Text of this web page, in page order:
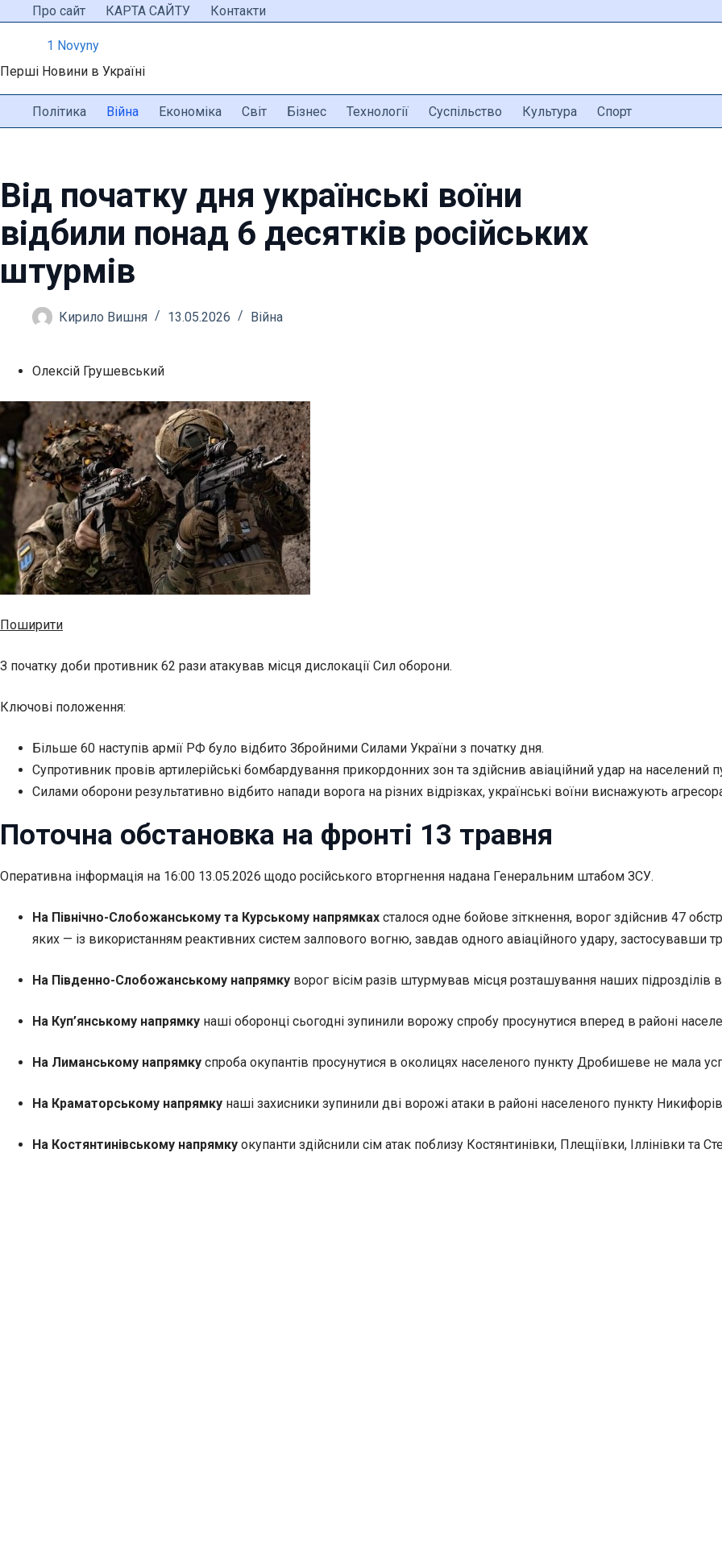
ПерейтиПро сайт КАРТА САЙТУ Контакти
1 Novyny
Перші Новини в Україні
Політика Війна Економіка Світ Бізнес Технології Суспільство Культура Спорт
Від початку дня українські воїни
відбили понад 6 десятків російських
штурмів
Кирило Вишня 13.05.2026 Війна
Олексій Грушевський
Поширити
З початку доби противник 62 рази атакував місця дислокації Сил оборони.
Ключові положення:
Більше 60 наступів армії РФ було відбито Збройними Силами України з початку дня.
Супротивник провів артилерійські бомбардування прикордонних зон та здійснив авіаційний удар на населений
Силами оборони результативно відбито напади ворога на різних відрізках, українські воїни виснажують
Поточна обстановка на фронті 13 травня
Оперативна інформація на 16:00 13.05.2026 щодо російського вторгнення надана Генеральним штабом ЗСУ.
На Північно-Слобожанському та Курському напрямках сталося одне бойове зіткнення, ворог здійснив 47
яких — із використанням реактивних систем залпового вогню, завдав одного авіаційного удару, застосувавши
На Південно-Слобожанському напрямку ворог вісім разів штурмував місця розташування наших
На Куп’янському напрямку наші оборонці сьогодні зупинили ворожу спробу просунутися вперед в районі
На Лиманському напрямку спроба окупантів просунутися в околицях населеного пункту Дробишеве не мала
На Краматорському напрямку наші захисники зупинили дві ворожі атаки в районі населеного пункту
На Костянтинівському напрямку окупанти здійснили сім атак поблизу Костянтинівки, Плещіївки, Іллінівки та